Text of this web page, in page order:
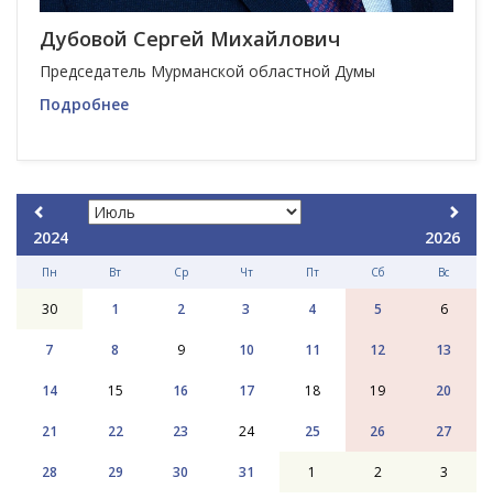
Дубовой Сергей Михайлович
Председатель Мурманской областной Думы
Подробнее
2024 2026
Пн Вт Ср Чт Пт Сб Вс
30 1 2 3 4 5 6
7 8 9 10 11 12 13
14 15 16 17 18 19 20
21 22 23 24 25 26 27
28 29 30 31 1 2 3